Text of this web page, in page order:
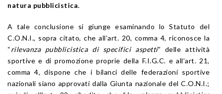
natura pubblicistica.
A tale conclusione si giunge esaminando lo Statuto del
C.O.N.I., sopra citato, che all’art. 20, comma 4, riconosce la
“rilevanza pubblicistica di specifici aspetti” delle attività
sportive e di promozione proprie della F.I.G.C. e all’art. 21,
comma 4, dispone che i bilanci delle federazioni sportive
nazionali siano approvati dalla Giunta nazionale del C.O.N.I.;